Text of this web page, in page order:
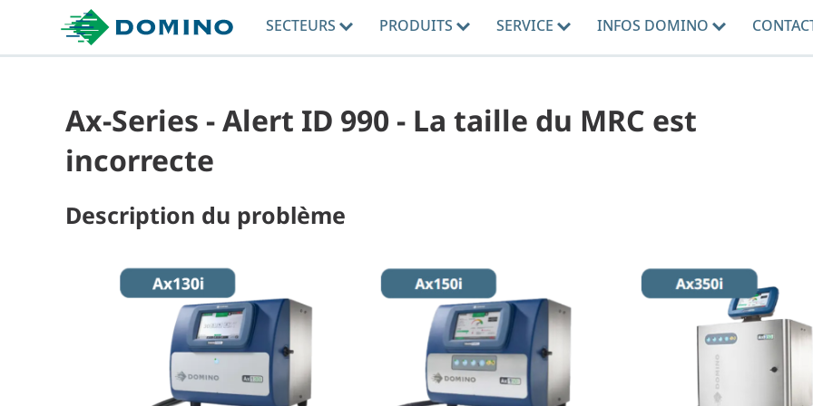
SECTEURS PRODUITS SERVICE INFOS DOMINO
Ax-Series - Alert ID 990 - La taille du MRC est
incorrecte
Description du problème